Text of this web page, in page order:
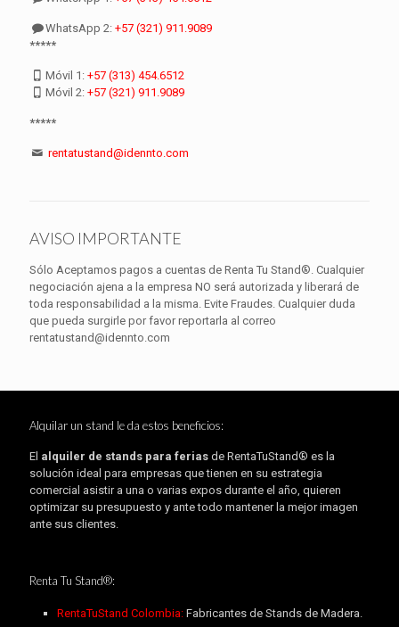
WhatsApp 2:+57 (321) 911.9089
*****
Móvil 1:+57 (313) 454.6512
Móvil 2:+57 (321) 911.9089
*****
rentatustand@idennto.com
AVISO IMPORTANTE
Sólo Aceptamos pagos a cuentas de Renta Tu Stand®. Cualquier
negociación ajena a la empresa NO será autorizada y liberará de
toda responsabilidad a la misma. Evite Fraudes. Cualquier duda
que pueda surgirle por favor reportarla al correo
rentatustand@idennto.com
Alquilar un stand le da estos beneficios:
El alquiler de stands para ferias de RentaTuStand® es la
solución ideal para empresas que tienen en su estrategia
comercial asistir a una o varias expos durante el año, quieren
optimizar su presupuesto y ante todo mantener la mejor imagen
ante sus clientes.
Renta Tu Stand®:
RentaTuStand Colombia: Fabricantes de Stands de Madera.